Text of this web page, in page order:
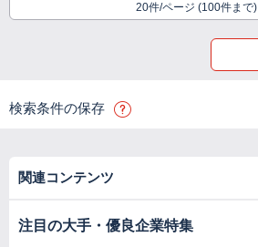
20件/ページ (100件まで)
検索条件の保存
関連コンテンツ
注目の大手・優良企業特集